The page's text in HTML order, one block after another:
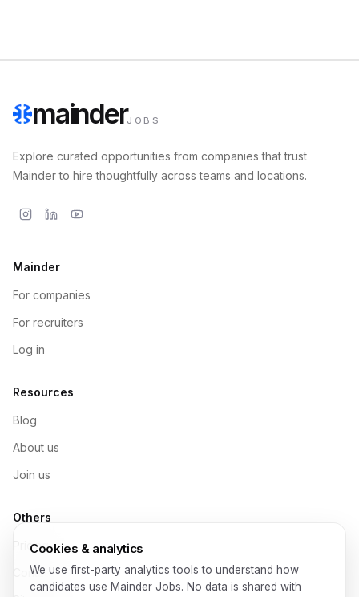
mainderJOBS
Explore curated opportunities from companies that trust
Mainder to hire thoughtfully across teams and locations.
Mainder
For companies
For recruiters
Log in
Resources
Blog
About us
Join us
Others
Pricing
Contact
Cookies & analytics
We use first-party analytics tools to understand how
candidates use Mainder Jobs. No data is shared with